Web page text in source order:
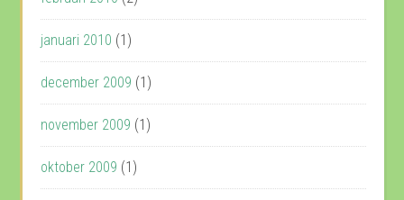
januari 2010 (1)
december 2009 (1)
november 2009 (1)
oktober 2009 (1)